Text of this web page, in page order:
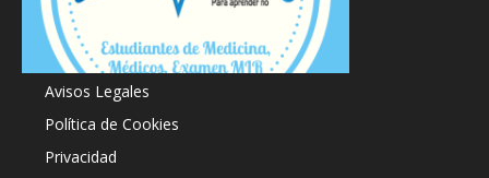
Acerca de
Avisos Legales
Política de Cookies
Privacidad